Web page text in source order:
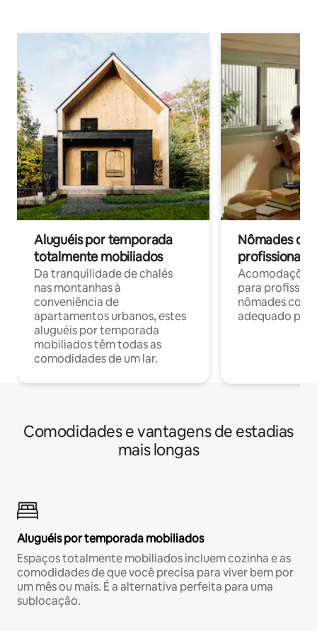
Aluguéis por temporada
totalmente mobiliados
Da tranquilidade de chalés
nas montanhas à
conveniência de
apartamentos urbanos, estes
aluguéis por temporada
mobiliados têm todas as
comodidades de um lar.
Nômades
profissionais
para
nômades com
adequado
Comodidades e vantagens de estadias
mais longas
Aluguéis por temporada mobiliados
Espaços totalmente mobiliados incluem cozinha e as
comodidades de que você precisa para viver bem por
um mês ou mais. É a alternativa perfeita para uma
sublocação.